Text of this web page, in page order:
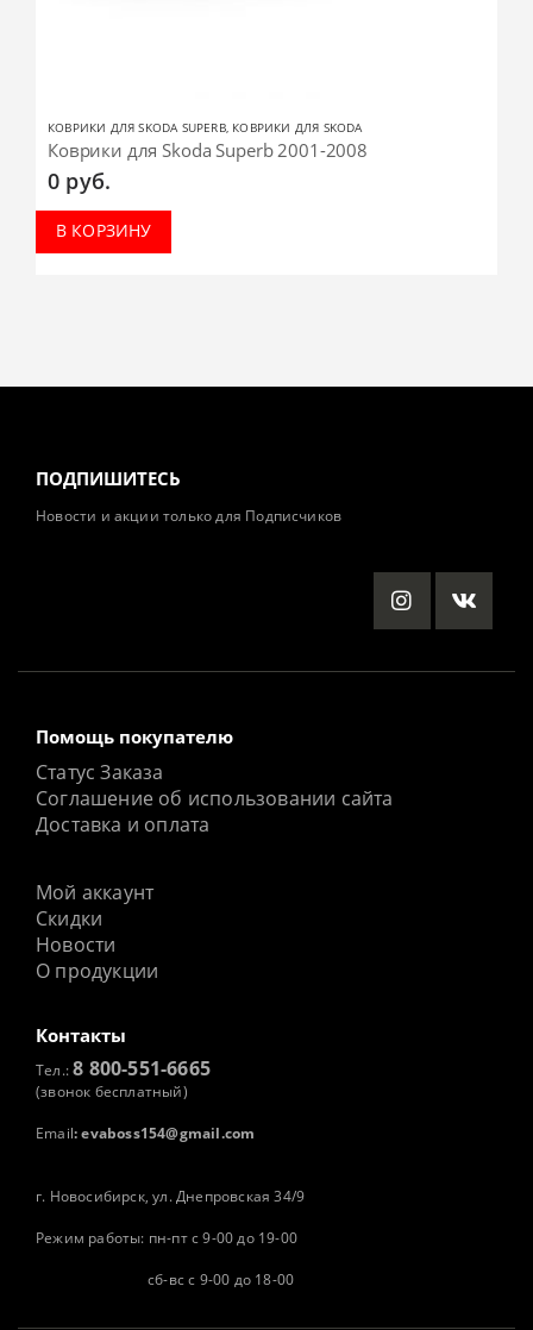
КОВРИКИ ДЛЯ SKODA SUPERB, КОВРИКИ ДЛЯ SKODA
Коврики для Skoda Superb 2001-2008
0 руб.
В КОРЗИНУ
ПОДПИШИТЕСЬ
Новости и акции только для Подписчиков
Помощь покупателю
Статус Заказа
Соглашение об использовании сайта
Доставка и оплата
Мой аккаунт
Скидки
Новости
О продукции
Контакты
Тел.:8 800-551-6665
(звонок бесплатный)
Email: evaboss154@gmail.com
г. Новосибирск, ул. Днепровская 34/9
Режим работы: пн-пт с 9-00 до 19-00
сб-вс с 9-00 до 18-00